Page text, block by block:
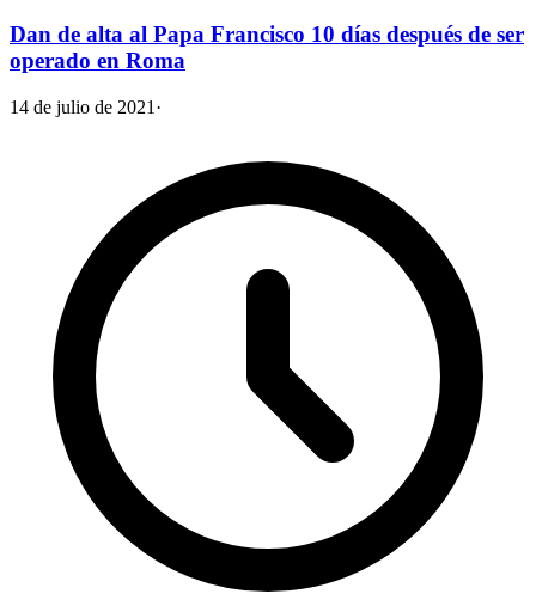
Dan de alta al Papa Francisco 10 días después de ser
operado en Roma
14 de julio de 2021 ·